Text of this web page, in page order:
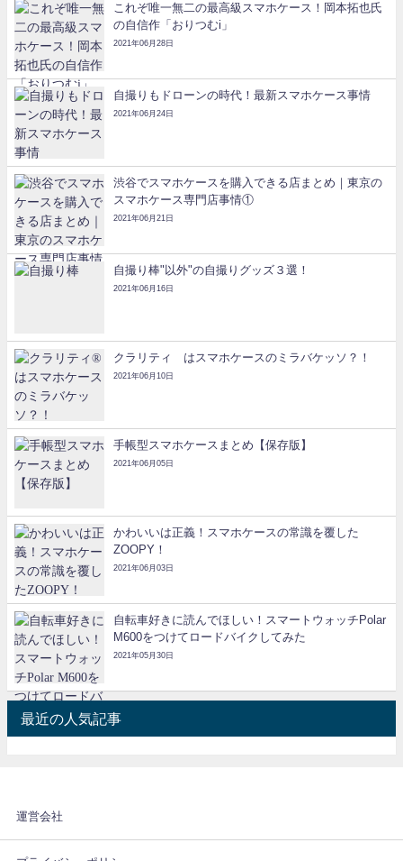
これぞ唯一無二の最高級スマホケース！岡本拓也氏
の自信作「おりつむi」
2021年06月28日
自撮りもドローンの時代！最新スマホケース事情
2021年06月24日
渋谷でスマホケースを購入できる店まとめ｜東京の
スマホケース専門店事情①
2021年06月21日
自撮り棒"以外"の自撮りグッズ３選！
2021年06月16日
クラリティ®はスマホケースのミラバケッソ？！
2021年06月10日
手帳型スマホケースまとめ【保存版】
2021年06月05日
かわいいは正義！スマホケースの常識を覆した
ZOOPY！
2021年06月03日
自転車好きに読んでほしい！スマートウォッチPolar
M600をつけてロードバイクしてみた
2021年05月30日
最近の人気記事
運営会社